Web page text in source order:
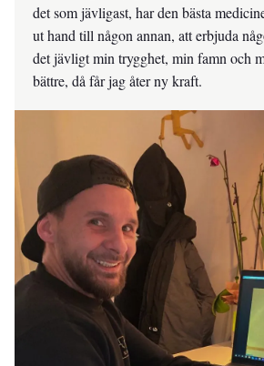
det som jävligast, har den bästa
ut hand till någon annan, att erbjuda
det jävligt min trygghet, min famn och
bättre, då får jag åter ny kraft.